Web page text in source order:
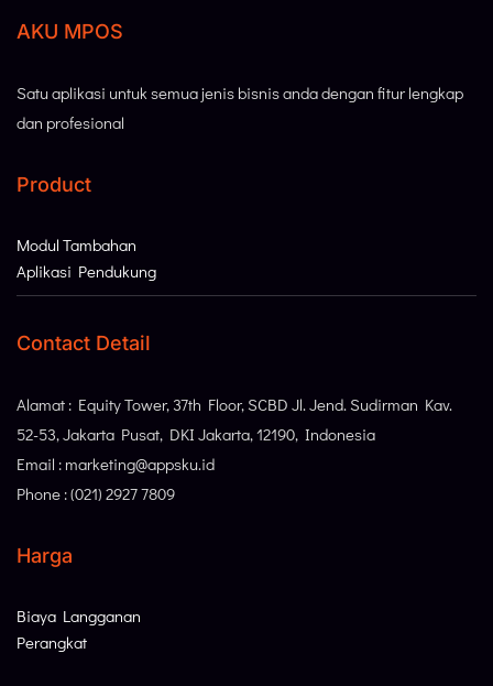
AKU MPOS
Satu aplikasi untuk semua jenis bisnis anda dengan fitur lengkap
dan profesional
Product
Modul Tambahan
Aplikasi Pendukung
Contact Detail
Alamat : Equity Tower, 37th Floor, SCBD Jl. Jend. Sudirman Kav.
52-53, Jakarta Pusat, DKI Jakarta, 12190, Indonesia
Email : marketing@appsku.id
Phone : (021) 2927 7809
Harga
Biaya Langganan
Perangkat